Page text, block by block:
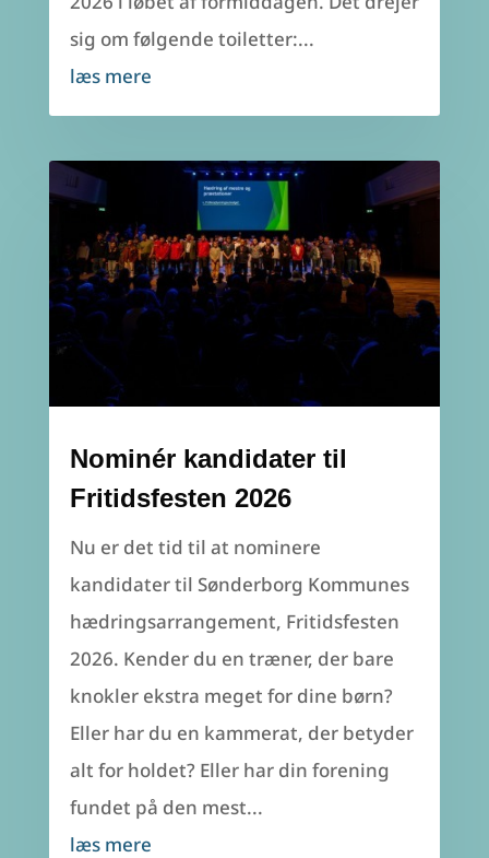
sig om følgende toiletter:...
læs mere
Nominér kandidater til
Fritidsfesten 2026
Nu er det tid til at nominere
kandidater til Sønderborg Kommunes
hædringsarrangement, Fritidsfesten
2026. Kender du en træner, der bare
knokler ekstra meget for dine børn?
Eller har du en kammerat, der betyder
alt for holdet? Eller har din forening
fundet på den mest...
læs mere